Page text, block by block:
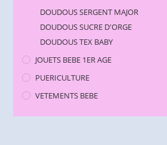
DOUDOUS SERGENT MAJOR
DOUDOUS SUCRE D'ORGE
DOUDOUS TEX BABY
JOUETS BEBE 1ER AGE
PUERICULTURE
VETEMENTS BEBE